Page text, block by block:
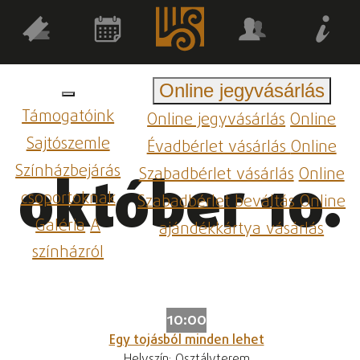
Támogatóink
Sajtószemle
Színházbejárás
csoportoknak
GalériaA
színházról
Online jegyvásárlás
Online jegyvásárlásOnline
Évadbérlet vásárlásOnline
Szabadbérlet vásárlásOnline
Szabadbérlet beváltásOnline
ajándékkártya vásárlás
október 10.
10:00
Egy tojásból minden lehet